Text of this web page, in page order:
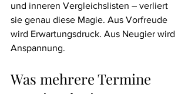
und inneren Vergleichslisten – verliert
sie genau diese Magie. Aus Vorfreude
wird Erwartungsdruck. Aus Neugier wird
Anspannung.
Was mehrere Termine